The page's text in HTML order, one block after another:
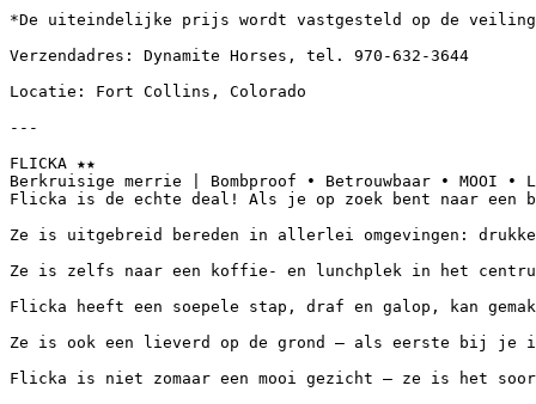
*De uiteindelijke prijs wordt vastgesteld op de
Verzendadres: Dynamite Horses, tel. 970-632-3644
Locatie: Fort Collins, Colorado
---
FLICKA ★★
Berkruisige merrie | Bombproof • Betrouwbaar •
Flicka is de echte deal! Als je op zoek bent naar een
Ze is uitgebreid bereden in allerlei omgevingen:
Ze is zelfs naar een koffie- en lunchplek in het
Flicka heeft een soepele stap, draf en galop, kan
Ze is ook een lieverd op de grond — als eerste bij je
Flicka is niet zomaar een mooi gezicht — ze is het